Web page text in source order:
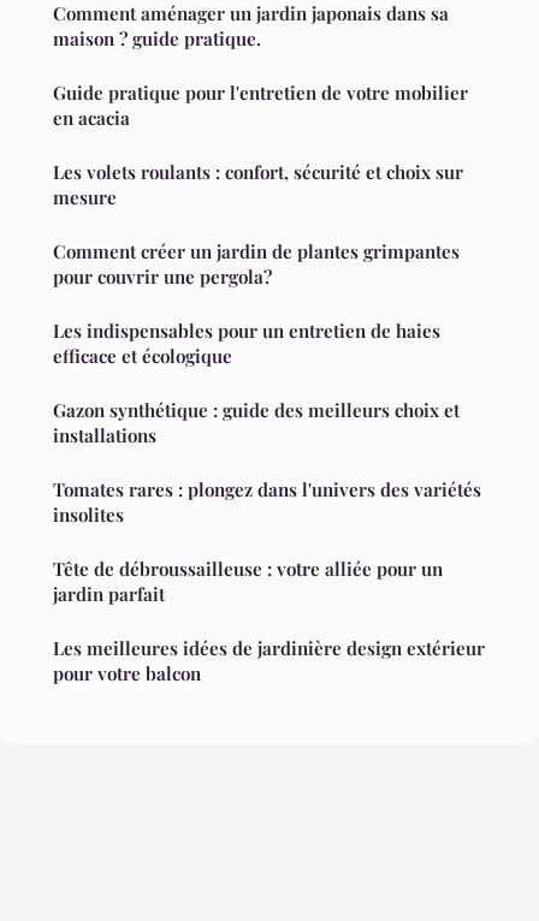
Comment aménager un jardin japonais dans sa
maison ? guide pratique.
Guide pratique pour l'entretien de votre mobilier
en acacia
Les volets roulants : confort, sécurité et choix sur
mesure
Comment créer un jardin de plantes grimpantes
pour couvrir une pergola?
Les indispensables pour un entretien de haies
efficace et écologique
Gazon synthétique : guide des meilleurs choix et
installations
Tomates rares : plongez dans l'univers des variétés
insolites
Tête de débroussailleuse : votre alliée pour un
jardin parfait
Les meilleures idées de jardinière design extérieur
pour votre balcon